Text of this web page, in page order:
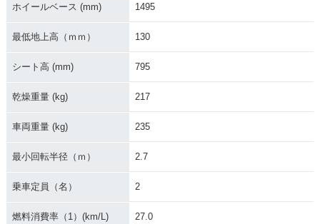
ホイールベース (mm) 1495
最低地上高（ｍｍ） 130
シート高 (mm) 795
乾燥重量 (kg) 217
車両重量 (kg) 235
最小回転半径（ｍ） 2.7
乗車定員（名） 2
燃料消費率（1）(km/L) 27.0